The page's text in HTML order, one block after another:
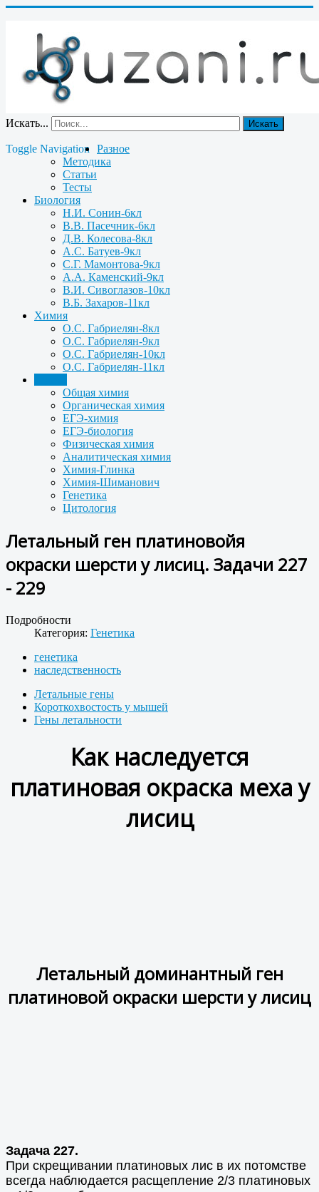
Искать... Искать
Toggle Navigation
Разное
Методика
Статьи
Тесты
Биология
Н.И. Сонин-6кл
В.В. Пасечник-6кл
Д.В. Колесова-8кл
А.С. Батуев-9кл
С.Г. Мамонтова-9кл
А.А. Каменский-9кл
В.И. Сивоглазов-10кл
В.Б. Захаров-11кл
Химия
О.С. Габриелян-8кл
О.С. Габриелян-9кл
О.С. Габриелян-10кл
О.С. Габриелян-11кл
Общая химия
Органическая химия
ЕГЭ-химия
ЕГЭ-биология
Физическая химия
Аналитическая химия
Химия-Глинка
Химия-Шиманович
Генетика
Цитология
Летальный ген платиновойя
окраски шерсти у лисиц. Задачи 227
- 229
Подробности
Категория: Генетика
генетика
наследственность
Летальные гены
Короткохвостость у мышей
Гены летальности
Как наследуется
платиновая окраска меха у
лисиц
Летальный доминантный ген
платиновой окраски шерсти у лисиц
Задача 227.
При скрещивании платиновых лис в их потомстве
всегда наблюдается расщепление 2/3 платиновых